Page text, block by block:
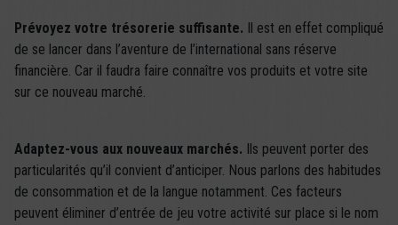
Prévoyez votre trésorerie suffisante. Il est en effet compliqué
de se lancer dans l’aventure de l’international sans réserve
financière. Car il faudra faire connaître vos produits et votre site
sur ce nouveau marché.
Adaptez-vous aux nouveaux marchés. Ils peuvent porter des
particularités qu’il convient d’anticiper. Nous parlons des habitudes
de consommation et de la langue notamment. Ces facteurs
peuvent éliminer d’entrée de jeu votre activité sur place si le nom